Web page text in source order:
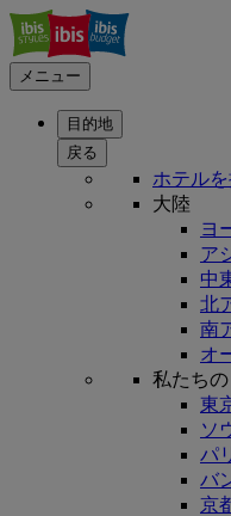
メニュー
目的地
戻る
ホテル
大陸
ヨ
ア
中
北
南
オ
私たち
東
ソ
パ
バ
京